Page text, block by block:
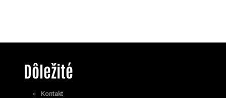
Dôležité
Kontakt